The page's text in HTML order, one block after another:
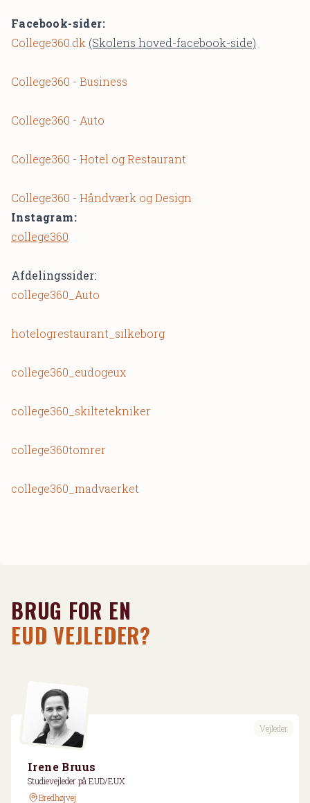
Facebook-sider:
College360.dk (Skolens hoved-facebook-side)
College360 - Business
College360 - Auto
College360 - Hotel og Restaurant
College360 - Håndværk og Design
Instagram:
college360
Afdelingssider:
college360_Auto
hotelogrestaurant_silkeborg
college360_eudogeux
college360_skiltetekniker
college360tomrer
college360_madvaerket
BRUG FOR EN
EUD VEJLEDER?
Vejleder
Irene Bruus
Studievejleder på EUD/EUX
Bredhøjvej